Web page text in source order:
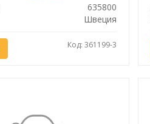
635800
Швеция
Код: 361199-3